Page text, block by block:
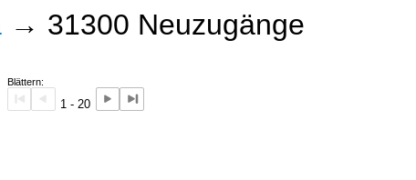
→ 31300 Neuzugänge
Blättern:
1 - 20